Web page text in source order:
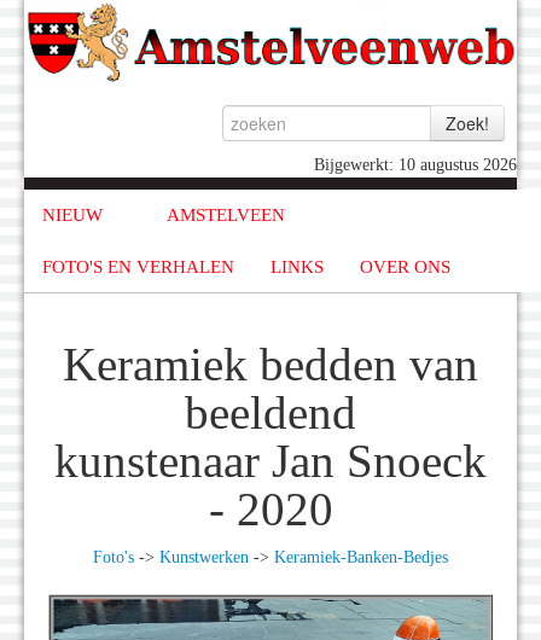
Bijgewerkt: 10 augustus 2026
NIEUW AMSTELVEEN
FOTO'S EN VERHALEN LINKS OVER ONS
Keramiek bedden van
beeldend
kunstenaar Jan Snoeck
- 2020
Foto's -> Kunstwerken -> Keramiek-Banken-Bedjes